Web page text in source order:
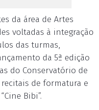
da área de Artes
voltadas à integração
das turmas,
da 5ª edição
do Conservatório de
de formatura e
Bibi”.